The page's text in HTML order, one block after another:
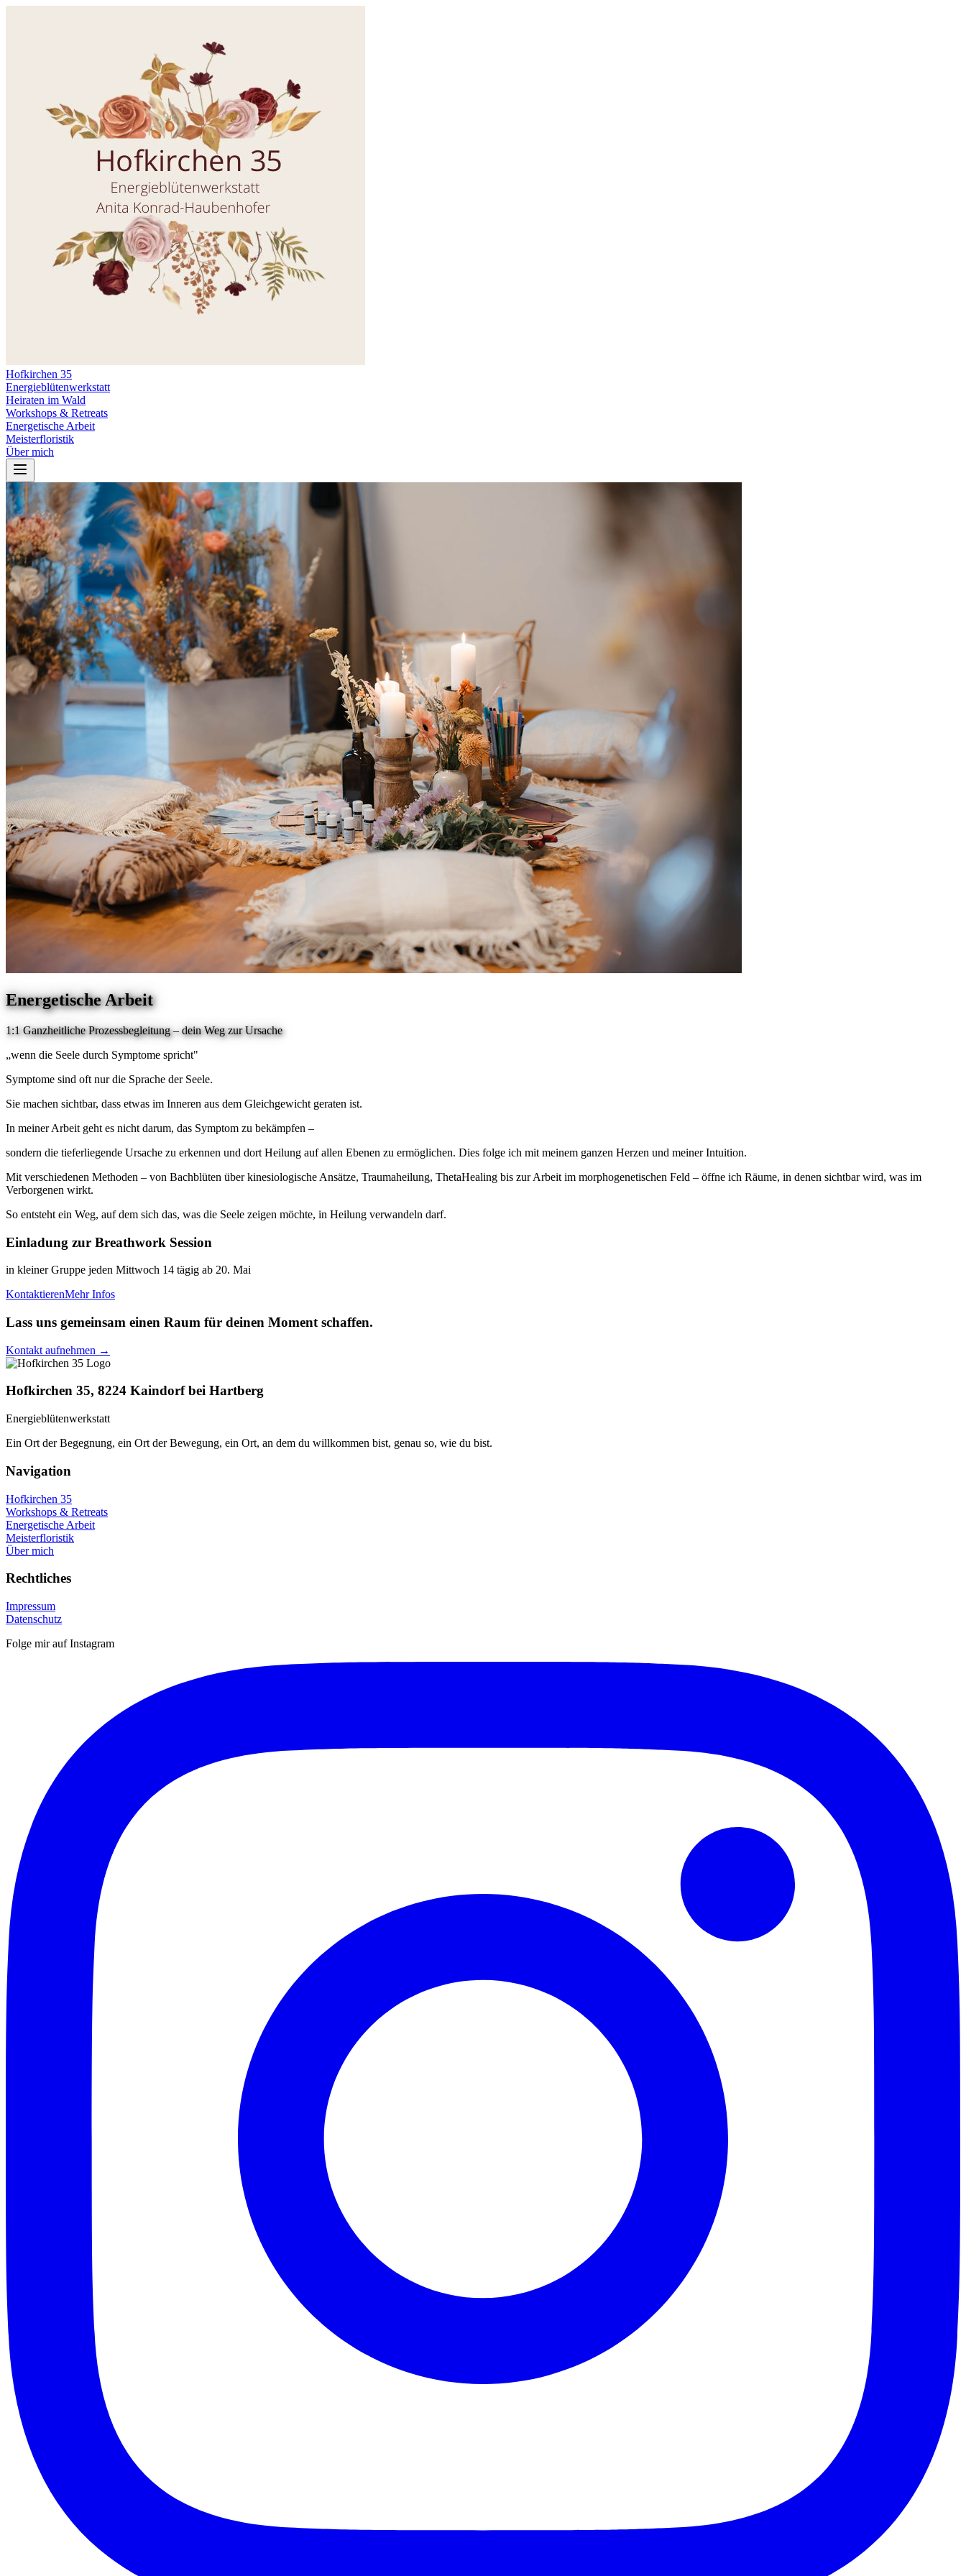
Hofkirchen 35
Energieblütenwerkstatt
Heiraten im Wald
Workshops & Retreats
Energetische Arbeit
Meisterfloristik
Über mich
Energetische Arbeit
1:1 Ganzheitliche Prozessbegleitung – dein Weg zur Ursache
„wenn die Seele durch Symptome spricht"
Symptome sind oft nur die Sprache der Seele.
Sie machen sichtbar, dass etwas im Inneren aus dem Gleichgewicht geraten ist.
In meiner Arbeit geht es nicht darum, das Symptom zu bekämpfen –
sondern die tieferliegende Ursache zu erkennen und dort Heilung auf allen Ebenen zu ermöglichen. Dies folge ich mit meinem ganzen Herzen und meiner Intuition.
Mit verschiedenen Methoden – von Bachblüten über kinesiologische Ansätze, Traumaheilung, ThetaHealing bis zur Arbeit im morphogenetischen Feld – öffne ich Räume, in denen sichtbar wird, was im
Verborgenen wirkt.
So entsteht ein Weg, auf dem sich das, was die Seele zeigen möchte, in Heilung verwandeln darf.
Einladung zur Breathwork Session
in kleiner Gruppe jeden Mittwoch 14 tägig ab 20. Mai
KontaktierenMehr Infos
Lass uns gemeinsam einen Raum für deinen Moment schaffen.
Kontakt aufnehmen →
Hofkirchen 35, 8224 Kaindorf bei Hartberg
Energieblütenwerkstatt
Ein Ort der Begegnung, ein Ort der Bewegung, ein Ort, an dem du willkommen bist, genau so, wie du bist.
Navigation
Hofkirchen 35
Workshops & Retreats
Energetische Arbeit
Meisterfloristik
Über mich
Rechtliches
Impressum
Datenschutz
Folge mir auf Instagram